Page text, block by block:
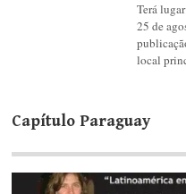
Terá
25 de
local
Capítulo Paraguay